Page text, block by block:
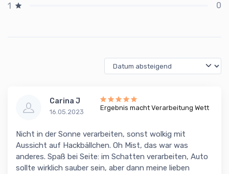
1 0
Carina J
16.05.2023
Ergebnis macht Verarbeitung Wett
Nicht in der Sonne verarbeiten, sonst wolkig mit
Aussicht auf Hackbällchen. Oh Mist, das war was
anderes. Spaß bei Seite: im Schatten verarbeiten, Auto
sollte wirklich sauber sein, aber dann meine lieben